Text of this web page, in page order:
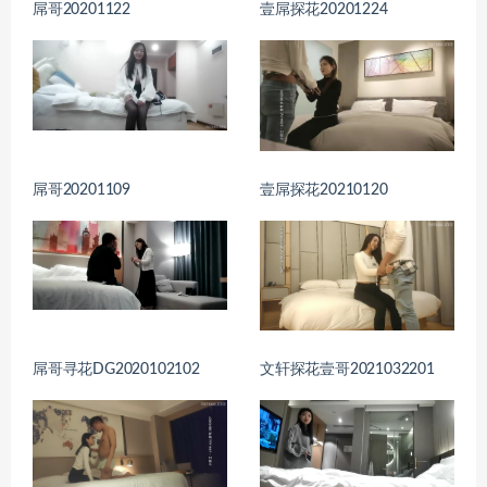
屌哥20201122 壹屌探花20201224
屌哥20201109 壹屌探花20210120
屌哥寻花DG2020102102 文轩探花壹哥2021032201